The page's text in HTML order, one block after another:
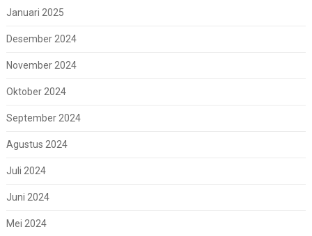
Januari 2025
Desember 2024
November 2024
Oktober 2024
September 2024
Agustus 2024
Juli 2024
Juni 2024
Mei 2024